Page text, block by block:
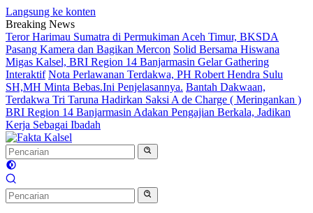
Langsung ke konten
Breaking News
Teror Harimau Sumatra di Permukiman Aceh Timur, BKSDA
Pasang Kamera dan Bagikan Mercon Solid Bersama Hiswana
Migas Kalsel, BRI Region 14 Banjarmasin Gelar Gathering
Interaktif Nota Perlawanan Terdakwa, PH Robert Hendra Sulu
SH,MH Minta Bebas.Ini Penjelasannya. Bantah Dakwaan,
Terdakwa Tri Taruna Hadirkan Saksi A de Charge ( Meringankan )
BRI Region 14 Banjarmasin Adakan Pengajian Berkala, Jadikan
Kerja Sebagai Ibadah